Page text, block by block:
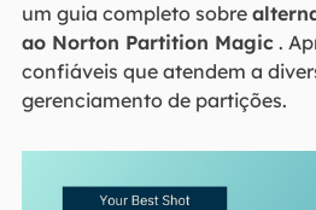
um guia completo sobre
ao Norton Partition Magic.
confiáveis que atendem a
gerenciamento de partições.